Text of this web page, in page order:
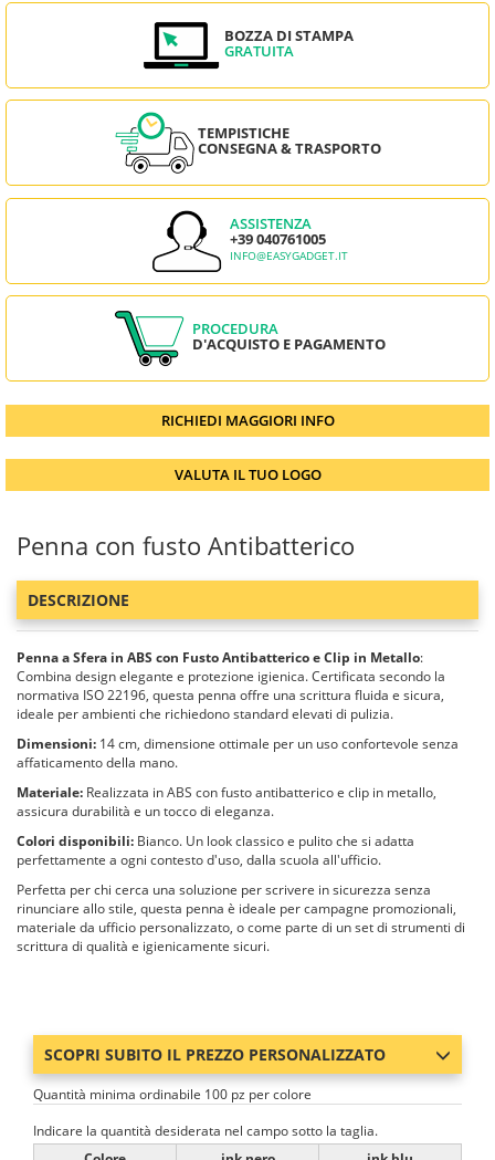
BOZZA DI STAMPA
GRATUITA
TEMPISTICHE
CONSEGNA & TRASPORTO
ASSISTENZA
+39 040761005
INFO@EASYGADGET.IT
PROCEDURA
D'ACQUISTO E PAGAMENTO
RICHIEDI MAGGIORI INFO
VALUTA IL TUO LOGO
Penna con fusto Antibatterico
DESCRIZIONE
Penna a Sfera in ABS con Fusto Antibatterico e Clip in Metallo:
Combina design elegante e protezione igienica. Certificata secondo la
normativa ISO 22196, questa penna offre una scrittura fluida e sicura,
ideale per ambienti che richiedono standard elevati di pulizia.
Dimensioni: 14 cm, dimensione ottimale per un uso confortevole senza
affaticamento della mano.
Materiale: Realizzata in ABS con fusto antibatterico e clip in metallo,
assicura durabilità e un tocco di eleganza.
Colori disponibili: Bianco. Un look classico e pulito che si adatta
perfettamente a ogni contesto d'uso, dalla scuola all'ufficio.
Perfetta per chi cerca una soluzione per scrivere in sicurezza senza
rinunciare allo stile, questa penna è ideale per campagne promozionali,
materiale da ufficio personalizzato, o come parte di un set di strumenti di
scrittura di qualità e igienicamente sicuri.
SCOPRI SUBITO IL PREZZO PERSONALIZZATO
Quantità minima ordinabile 100 pz per colore
Indicare la quantità desiderata nel campo sotto la taglia.